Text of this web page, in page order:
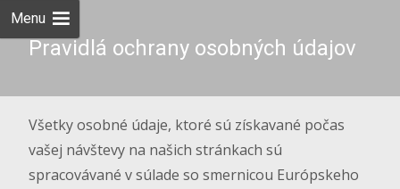
Menu
Pravidlá ochrany osobných údajov
Všetky osobné údaje, ktoré sú získavané počas
vašej návštevy na našich stránkach sú
spracovávané v súlade so smernicou Európskeho